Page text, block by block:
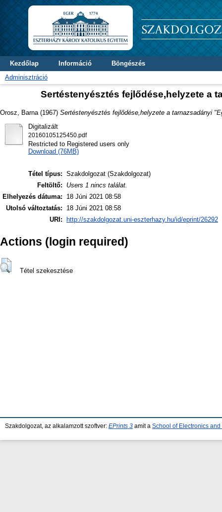
Kezdőlap Információ
Böngészés
Adminisztráció
Sertéstenyésztés fejlődése,helyzete a
Orosz, Barna (1967) Sertéstenyésztés fejlődése,helyzete a tarnazsadányi
Digitalizált
20160105125450.pdf
Restricted to Registered users only
Download (76MB)
Tétel típus: Szakdolgozat (Szakdolgozat)
Feltöltő:
Users 1 nincs találat.
Elhelyezés dátuma:
18 Júni 2021 08:58
Utolsó változtatás:
18 Júni 2021 08:58
URI:
http://szakdolgozat.uni-eszterhazy.hu/id/eprint/26292
Actions (login required)
Tétel szekesztése
Szakdolgozat, az alkalamzott szoftver: EPrints 3 amit a School of Electronics